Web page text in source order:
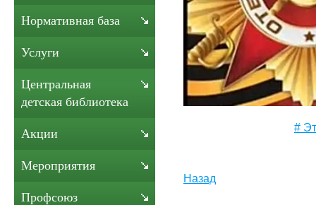
#
Назад
Нормативная база
Услуги
Центральная
детская библиотека
Акции
Мероприятия
Профсоюз